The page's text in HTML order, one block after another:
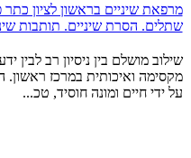
מרפאת שיניים בראשון לציון כתר
שתלים. הסרת שיניים. תותבות
שילוב מושלם בין ניסיון רב
על ידי חיים ומונה חוסיד, טכ...